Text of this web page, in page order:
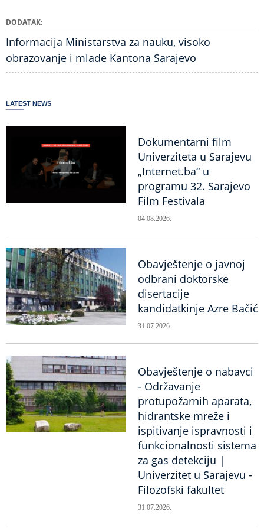
DODATAK
Informacija Ministarstva za nauku, visoko
obrazovanje i mlade Kantona Sarajevo
LATEST NEWS
Dokumentarni film
Univerziteta u Sarajevu
„Internet.ba“ u
programu 32. Sarajevo
Film Festivala
04.08.2026.
Obavještenje o javnoj
odbrani doktorske
disertacije
kandidatkinje Azre Bačić
31.07.2026.
Obavještenje o nabavci
- Održavanje
protupožarnih aparata,
hidrantske mreže i
ispitivanje ispravnosti i
funkcionalnosti sistema
za gas detekciju |
Univerzitet u Sarajevu -
Filozofski fakultet
31.07.2026.